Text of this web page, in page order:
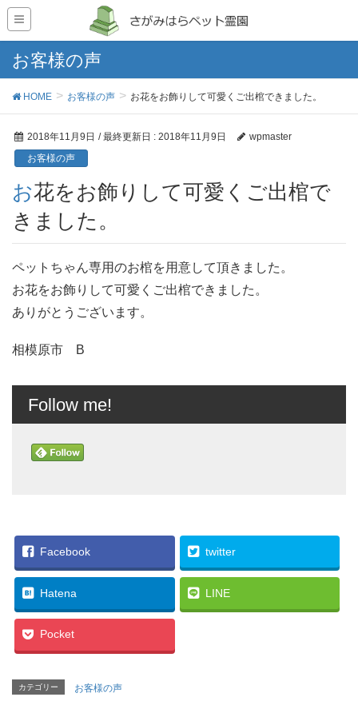
お客様の声
HOME お客様の声 お花をお飾りして可愛くご出棺できました。
2018年11月9日 / 最終更新日 : 2018年11月9日
wpmaster
お客様の声
お花をお飾りして可愛くご出棺で
きました。
ペットちゃん専用のお棺を用意して頂きました。
お花をお飾りして可愛くご出棺できました。
ありがとうございます。
相模原市 B
Follow me!
Facebook twitter
Hatena LINE
Pocket
カテゴリー お客様の声